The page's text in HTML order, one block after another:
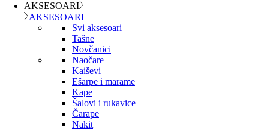
AKSESOARI
AKSESOARI
Svi aksesoari
Tašne
Novčanici
Naočare
Kaiševi
Ešarpe i marame
Kape
Šalovi i rukavice
Čarape
Nakit